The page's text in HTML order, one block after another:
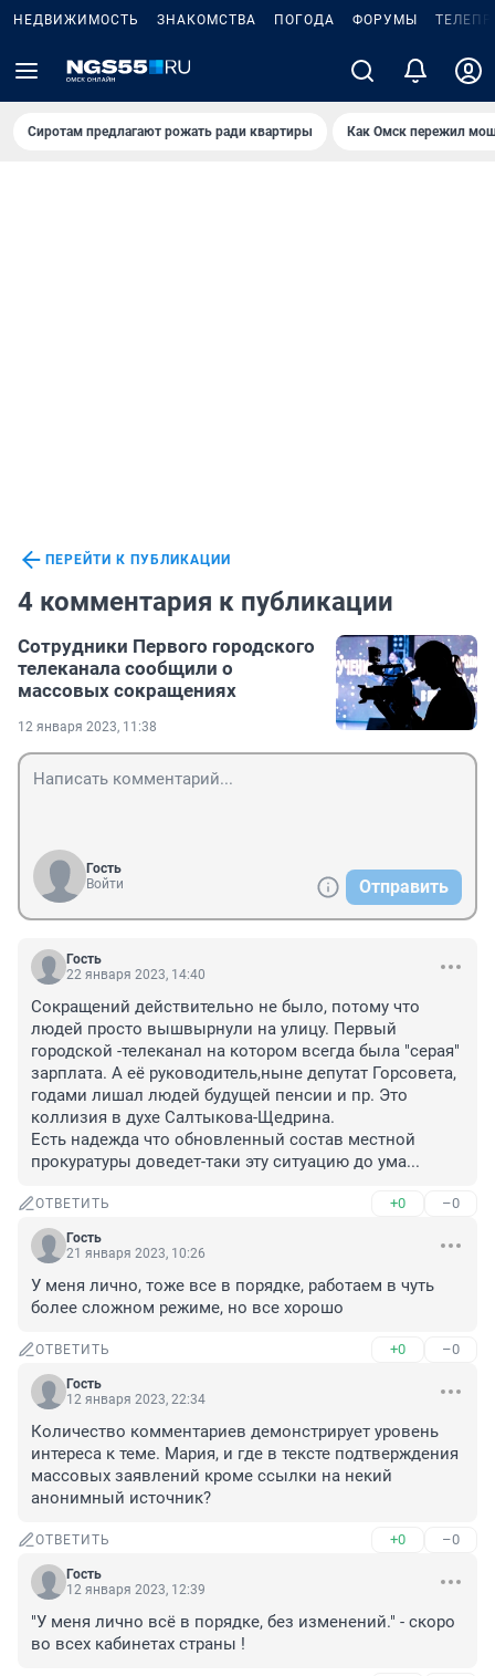
НЕДВИЖИМОСТЬ ЗНАКОМСТВА ПОГОДА ФОРУМЫ
Сиротам предлагают рожать ради квартиры Как Омск пережил
ПЕРЕЙТИ К ПУБЛИКАЦИИ
4 комментария к публикации
Сотрудники Первого городского
телеканала сообщили о
массовых сокращениях
12 января 2023, 11:38
Гость
Войти
Отправить
Гость
22 января 2023, 14:40
Сокращений действительно не было, потому что
людей просто вышвырнули на улицу. Первый
городской -телеканал на котором всегда была "серая"
зарплата. А её руководитель,ныне депутат Горсовета,
годами лишал людей будущей пенсии и пр. Это
коллизия в духе Салтыкова-Щедрина.
Есть надежда что обновленный состав местной
прокуратуры доведет-таки эту ситуацию до ума...
ОТВЕТИТЬ +0 –0
Гость
21 января 2023, 10:26
У меня лично, тоже все в порядке, работаем в чуть
более сложном режиме, но все хорошо
ОТВЕТИТЬ +0 –0
Гость
12 января 2023, 22:34
Количество комментариев демонстрирует уровень
интереса к теме. Мария, и где в тексте подтверждения
массовых заявлений кроме ссылки на некий
анонимный источник?
ОТВЕТИТЬ +0 –0
Гость
12 января 2023, 12:39
"У меня лично всё в порядке, без изменений." - скоро
во всех кабинетах страны !